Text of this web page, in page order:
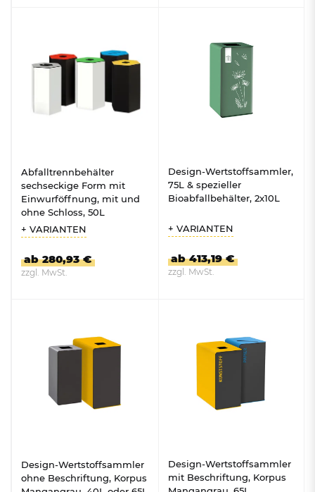
Abfalltrennbehälter
sechseckige Form mit
Einwurföffnung, mit und
ohne Schloss, 50L
+ VARIANTEN
ab 280,93 €
zzgl. MwSt.
Design-Wertstoffsammler,
75L & spezieller
Bioabfallbehälter, 2x10L
+ VARIANTEN
ab 413,19 €
zzgl. MwSt.
Design-Wertstoffsammler
ohne Beschriftung, Korpus
Design-Wertstoffsammler
mit Beschriftung, Korpus